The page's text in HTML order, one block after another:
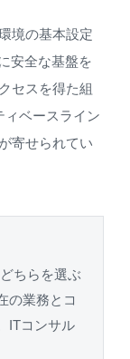
境の基本設定
安全な基盤を
セスを得た組
ィベースライン
寄せられてい
ちらを選ぶ
の業務とコ
ITコンサル